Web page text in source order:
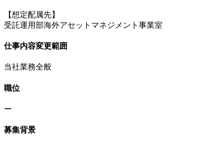
【想定配属先】
受託運用部海外アセットマネジメント事業室
仕事内容変更範囲
当社業務全般
職位
ー
募集背景